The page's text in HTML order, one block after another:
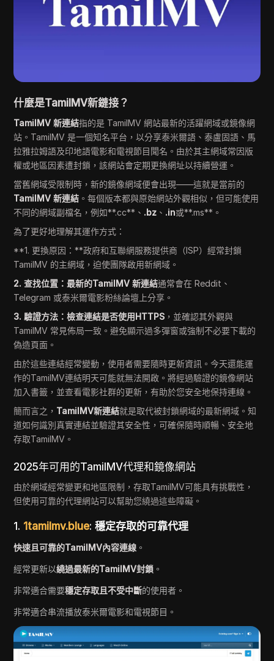
什麼是TamilMV新鏈接？
TamilMV 新連結指的是 TamilMV 網站最新的活躍網域或鏡像網
站。TamilMV 是一個知名平台，以分享泰米爾語、泰盧固語、馬
拉雅拉姆語及印地語電影和電視節目聞名。由於其主網域常因版
權或地區因素遭封鎖，該網站會定期更換網址以持續營運。
當舊網域受限制時，新的鏡像網域便會出現——這就是當前的
TamilMV 新連結 。每個版本都與原始網站外觀相似，但可能使用
不同的網域副檔名，例如**.cc**、 .bz 、 .in或**.ms**。
為了更好地理解其運作方式：
**1. 更換原因：**政府和互聯網服務提供商（ISP）經常封鎖
TamilMV 的主網域，迫使團隊啟用新網域。
2. 查找位置：最新的TamilMV 新連結通常會在 Reddit、
Telegram 或泰米爾電影粉絲論壇上分享。
3. 驗證方法：檢查連結是否使用HTTPS ，並確認其外觀與
TamilMV 常見佈局一致。避免顯示過多彈窗或強制不必要下載的
偽造頁面。
由於這些連結經常變動，使用者需要隨時更新資訊。今天還能運
作的TamilMV連結明天可能就無法開啟。將經過驗證的鏡像網站
加入書籤，並查看電影社群的更新，有助於您安全地保持連線。
簡而言之， TamilMV新連結就是取代被封鎖網域的最新網域。知
道如何識別真實連結並驗證其安全性，可確保隨時順暢、安全地
存取TamilMV。
2025年可用的TamilMV代理和鏡像網站
由於網域經常變更和地區限制，存取TamilMV可能具有挑戰性，
但使用可靠的代理網站可以幫助您繞過這些障礙。
1. 1tamilmv.blue:穩定存取的可靠代理
快速且可靠的TamilMV內容連線 。
經常更新以繞過最新的TamilMV封鎖 。
非常適合需要穩定存取且不受中斷的使用者。
非常適合串流播放泰米爾電影和電視節目。